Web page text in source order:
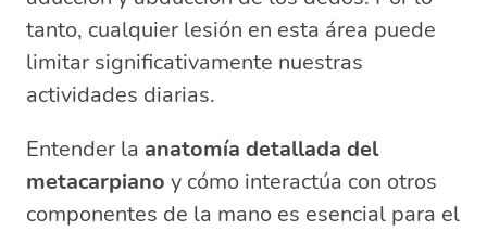
tanto, cualquier lesión en esta área puede
limitar significativamente nuestras
actividades diarias.
Entender la anatomía detallada del
metacarpiano y cómo interactúa con otros
componentes de la mano es esencial para el